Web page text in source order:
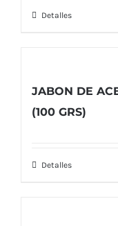
Detalles
JABON DE
(100 GRS)
Detalles